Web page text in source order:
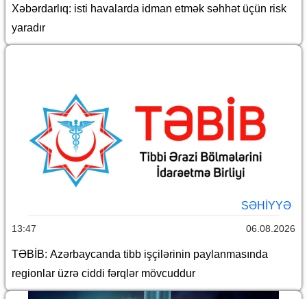
Xəbərdarlıq: isti havalarda idman etmək səhhət üçün risk
yaradır
SƏHIYYƏ
13:47 06.08.2026
TƏBİB: Azərbaycanda tibb işçilərinin paylanmasında
regionlar üzrə ciddi fərqlər mövcuddur